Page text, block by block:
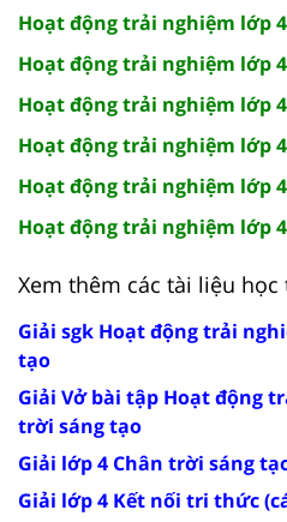
Hoạt động trải nghiệm lớp
Hoạt động trải nghiệm lớp
Hoạt động trải nghiệm lớp
Hoạt động trải nghiệm lớp
Hoạt động trải nghiệm lớp
Hoạt động trải nghiệm lớp
Xem thêm các tài liệu
Giải sgk Hoạt động trải
tạo
Giải Vở bài tập Hoạt động
trời sáng tạo
Giải lớp 4 Chân trời sáng
Giải lớp 4 Kết nối tri thức